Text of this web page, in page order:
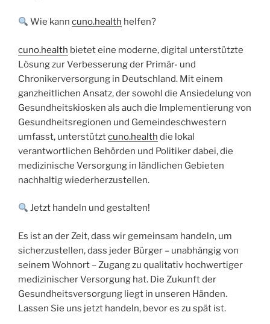
Wie kanncuno.health helfen?
cuno.health bietet eine moderne, digital unterstützte
Lösung zur Verbesserung der Primär- und
Chronikerversorgung in Deutschland. Mit einem
ganzheitlichen Ansatz, der sowohl die Ansiedelung von
Gesundheitskiosken als auch die Implementierung von
Gesundheitsregionen und Gemeindeschwestern
umfasst, unterstütztcuno.health die lokal
verantwortlichen Behörden und Politiker dabei, die
medizinische Versorgung in ländlichen Gebieten
nachhaltig wiederherzustellen.
Jetzt handeln und gestalten!
Es ist an der Zeit, dass wir gemeinsam handeln, um
sicherzustellen, dass jeder Bürger – unabhängig von
seinem Wohnort – Zugang zu qualitativ hochwertiger
medizinischer Versorgung hat. Die Zukunft der
Gesundheitsversorgung liegt in unseren Händen.
Lassen Sie uns jetzt handeln, bevor es zu spät ist.